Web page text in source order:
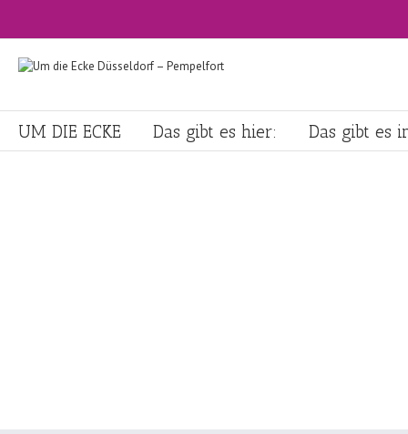
UM DIE ECKE Das gibt es hier: Das gibt es